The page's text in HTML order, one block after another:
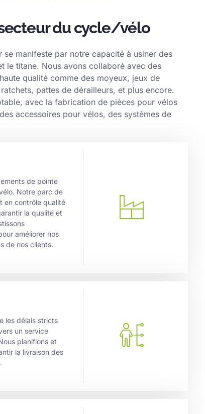
du cycle/vélo
se manifeste par notre capacité à usiner des
le titane. Nous avons collaboré avec des
qualité comme des moyeux, jeux de
pattes de dérailleurs, et plus encore.
avec la fabrication de pièces pour vélos
accessoires pour vélos, des systèmes de
de pointe
Notre parc de
en contrôle qualité
la qualité et
améliorer nos
de nos clients.
les délais stricts
un service
planifions et
la livraison des